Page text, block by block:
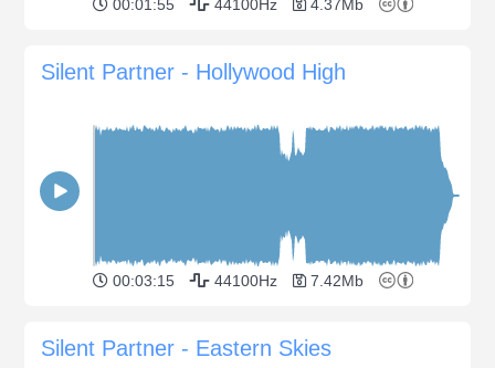
00:01:55 44100Hz 4.37Mb
Silent Partner - Hollywood High
00:03:15 44100Hz 7.42Mb
Silent Partner - Eastern Skies